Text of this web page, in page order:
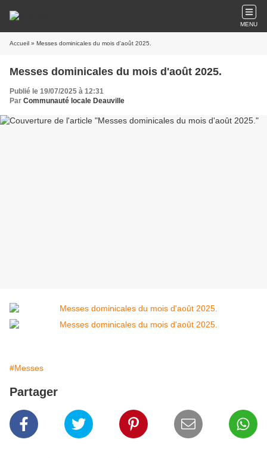
MENU
Accueil » Messes dominicales du mois d'août 2025.
Messes dominicales du mois d'août 2025.
Publié le 19/07/2025 à 12:31
Par Communauté locale Deauville
#Messes
Partager